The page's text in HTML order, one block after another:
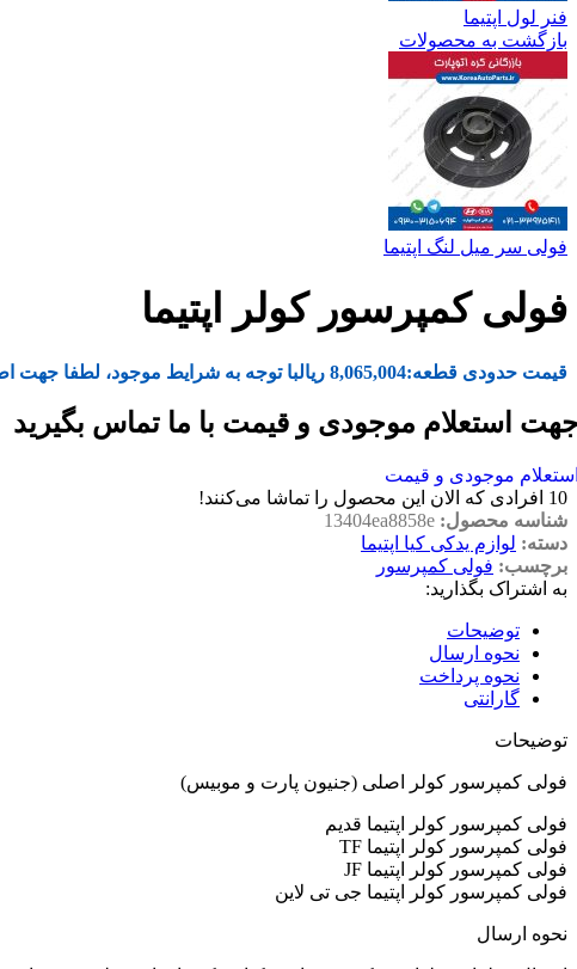
فنر لول اپتیما
بازگشت به محصولات
فولی سر میل لنگ اپتیما
فولی کمپرسور کولر اپتیما
قیمت حدودی قطعه:8,065,004 ریالبا توجه به شرایط موجود، لطفا جهت
استعلام موجودی و قیمت با ما تماس بگیرید
موجودی و قیمت
10 افرادی که الان این محصول را تماشا می‌کنند!
شناسه محصول: 13404ea8858e
دسته: لوازم یدکی کیا اپتیما
برچسب: فولی کمپرسور
به اشتراک بگذارید:
توضیحات
نحوه ارسال
نحوه پرداخت
گارانتی
توضیحات
فولی کمپرسور کولر اصلی (جنیون پارت و موبیس)
فولی کمپرسور کولر اپتیما قدیم
فولی کمپرسور کولر اپتیما TF
فولی کمپرسور کولر اپتیما JF
فولی کمپرسور کولر اپتیما جی تی لاین
نحوه ارسال